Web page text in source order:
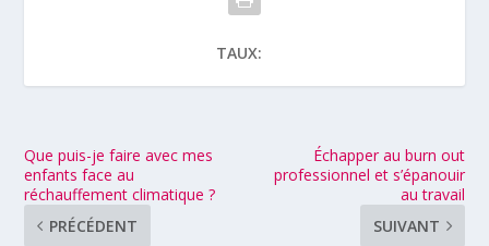
TAUX:
Que puis-je faire avec mes
enfants face au
réchauffement climatique ?
PRÉCÉDENT
Échapper au burn out
professionnel et s’épanouir
au travail
SUIVANT